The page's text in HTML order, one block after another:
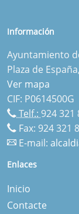
Información
Ayuntamiento
Plaza de
Ver mapa
CIF: P0614500G
Telf.: 924 321
Fax: 924 321
E-mail:
Enlaces
Inicio
Contacte